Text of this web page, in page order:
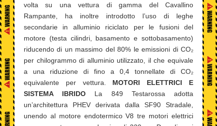
volta su una vettura di gamma del Cavallino
Rampante, ha inoltre introdotto l’uso di leghe
secondarie in alluminio riciclato per le fusioni del
motore (testa cilindri, basamento e sottobasamento)
riducendo di un massimo del 80% le emissioni di CO₂
per chilogrammo di alluminio utilizzato, il che equivale
a una riduzione di fino a 0,4 tonnellate di CO₂
equivalente per vettura. MOTORI ELETTRICI E
SISTEMA IBRIDO La 849 Testarossa adotta
un’architettura PHEV derivata dalla SF90 Stradale,
unendo al motore endotermico V8 tre motori elettrici